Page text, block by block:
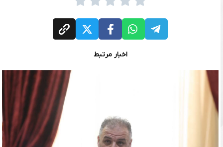
اخبار مرتبط